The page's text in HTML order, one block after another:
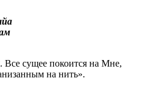
сущее покоится на Мне,
на нить».